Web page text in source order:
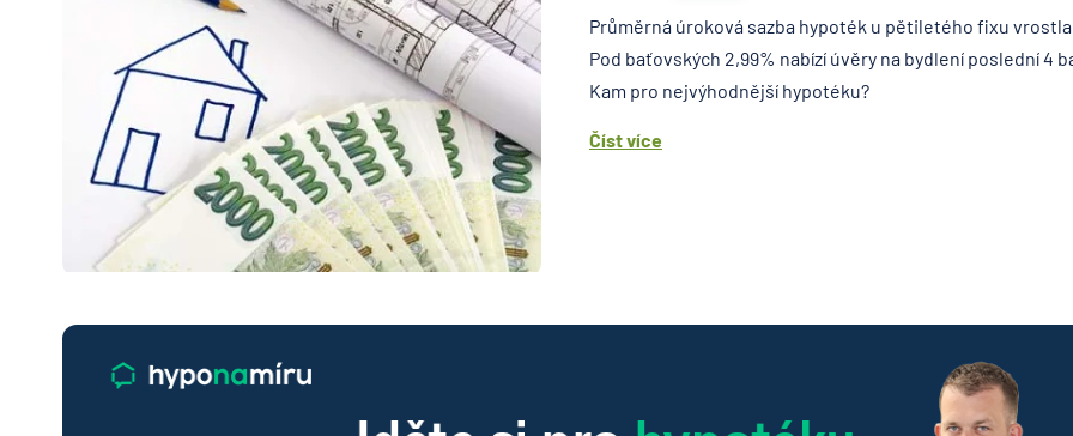
Průměrná úroková sazba hypoték u pětiletého fixu vrostla
Pod baťovských 2,99% nabízí úvěry na bydlení poslední 4
Kam pro nejvýhodnější hypotéku?
Číst více